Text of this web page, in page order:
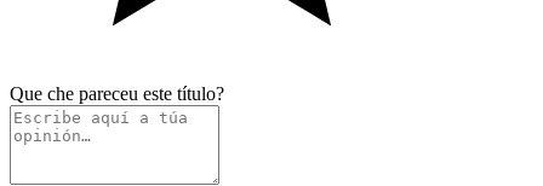
Que che pareceu este título?